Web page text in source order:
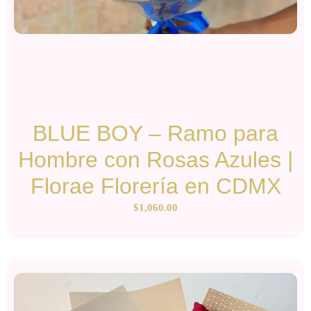
BLUE BOY – Ramo para
Hombre con Rosas Azules |
Florae Florería en CDMX
$1,060.00